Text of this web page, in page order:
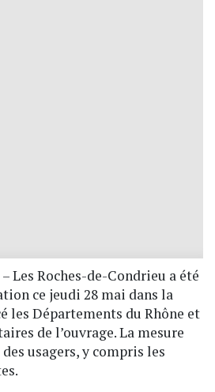
Les Roches-de-Condrieu a été
ce jeudi 28 mai dans la
les Départements du Rhône et
de l’ouvrage. La mesure
usagers, y compris les